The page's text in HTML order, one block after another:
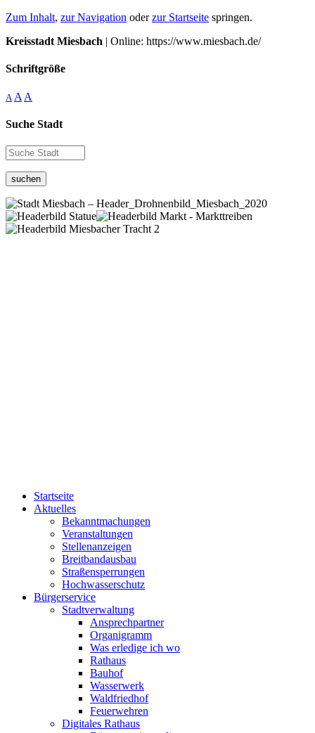
Zum Inhalt, zur Navigation oderzur Startseite springen.
Kreisstadt Miesbach | Online: https://www.miesbach.de/
Schriftgröße
A A A
Suche Stadt
suchen
Startseite
Aktuelles
Bekanntmachungen
Veranstaltungen
Stellenanzeigen
Breitbandausbau
Straßensperrungen
Hochwasserschutz
Bürgerservice
Stadtverwaltung
Ansprechpartner
Organigramm
Was erledige ich wo
Rathaus
Bauhof
Wasserwerk
Waldfriedhof
Feuerwehren
Digitales Rathaus